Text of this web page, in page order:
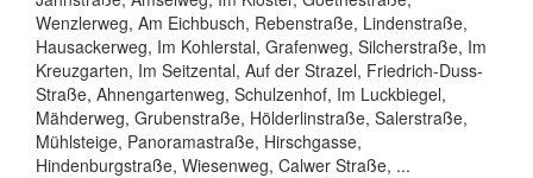
Wenzlerweg, Am Eichbusch, Rebenstraße, Lindenstraße,
Hausackerweg, Im Kohlerstal, Grafenweg, Silcherstraße, Im
Kreuzgarten, Im Seitzental, Auf der Strazel, Friedrich-Duss-
Straße, Ahnengartenweg, Schulzenhof, Im Luckbiegel,
Mähderweg, Grubenstraße, Hölderlinstraße, Salerstraße,
Mühlsteige, Panoramastraße, Hirschgasse,
Hindenburgstraße, Wiesenweg, Calwer Straße, ...